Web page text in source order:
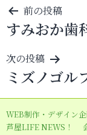
投
稿
ナ
ビ
ゲ
ー
シ
前の投稿
すみおか歯
次の投稿
ミズノゴル
WEB制作・デザイン
芦屋LIFE NEWS！